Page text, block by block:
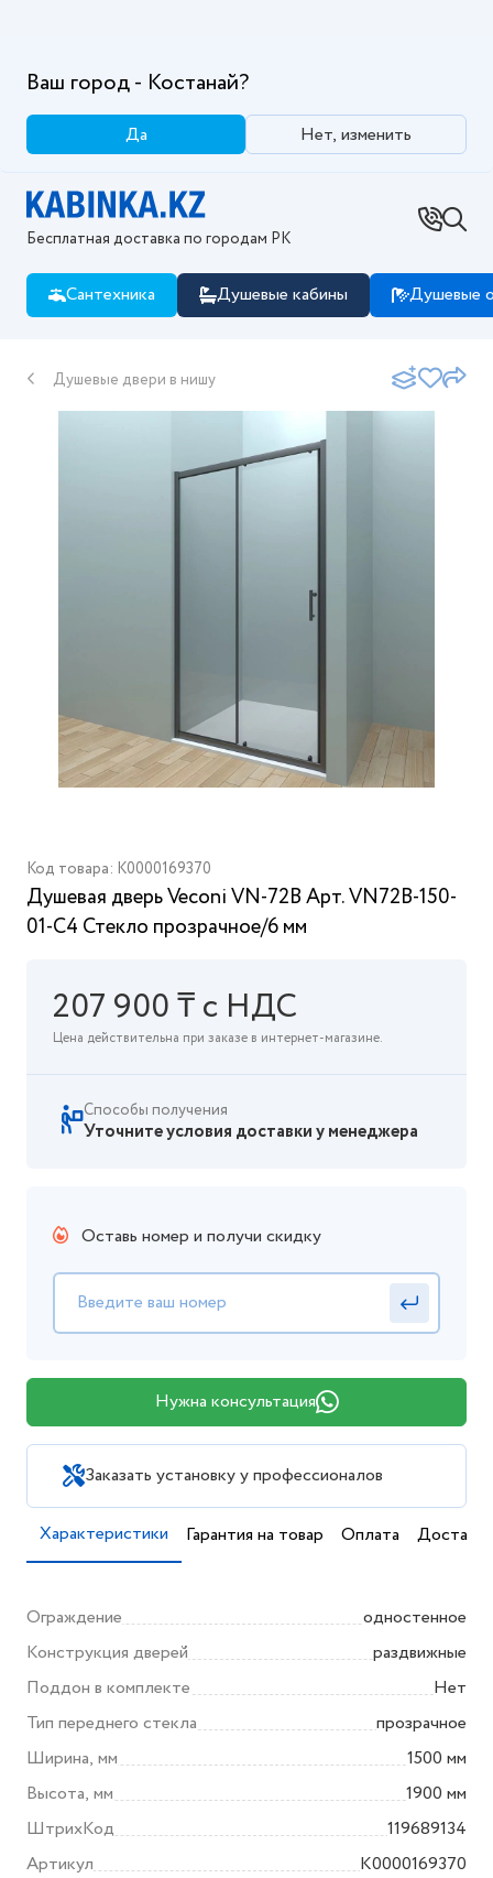
Ваш город - Костанай?
Да Нет, изменить
Бесплатная доставка по городам РК
Сантехника Душевые кабины Душевые
Душевые двери в нишу
Код товара: K0000169370
Душевая дверь Veconi VN-72B Арт. VN72B-150-
01-C4 Стекло прозрачное/6 мм
207 900 ₸ с НДС
Цена действительна при заказе в интернет-магазине.
Способы получения
Уточните условия доставки у менеджера
Оставь номер и получи скидку
Нужна консультация
Заказать установку у профессионалов
Характеристики Гарантия на товар Оплата Доставка
Ограждение
одностенное
Конструкция дверей
раздвижные
Поддон в комплекте
Нет
Тип переднего стекла
прозрачное
Ширина, мм
1500 мм
Высота, мм
1900 мм
ШтрихКод
119689134
Артикул
K0000169370